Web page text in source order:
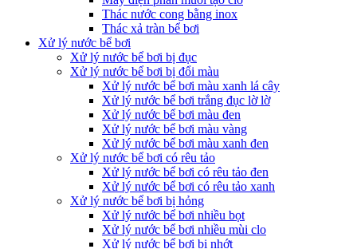
Thác nước cong bằng inox
Thác xả tràn bể bơi
Xử lý nước bể bơi
Xử lý nước bể bơi bị đục
Xử lý nước bể bơi bị đổi màu
Xử lý nước bể bơi màu xanh lá cây
Xử lý nước bể bơi trắng đục lờ lờ
Xử lý nước bể bơi màu đen
Xử lý nước bể bơi màu vàng
Xử lý nước bể bơi màu xanh đen
Xử lý nước bể bơi có rêu tảo
Xử lý nước bể bơi có rêu tảo đen
Xử lý nước bể bơi có rêu tảo xanh
Xử lý nước bể bơi bị hỏng
Xử lý nước bể bơi nhiều bọt
Xử lý nước bể bơi nhiều mùi clo
Xử lý nước bể bơi bị nhớt